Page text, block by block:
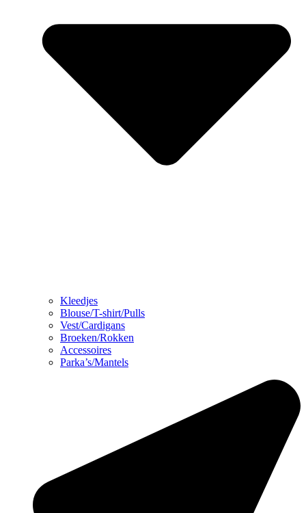
Kleedjes
Blouse/T-shirt/Pulls
Vest/Cardigans
Broeken/Rokken
Accessoires
Parka’s/Mantels